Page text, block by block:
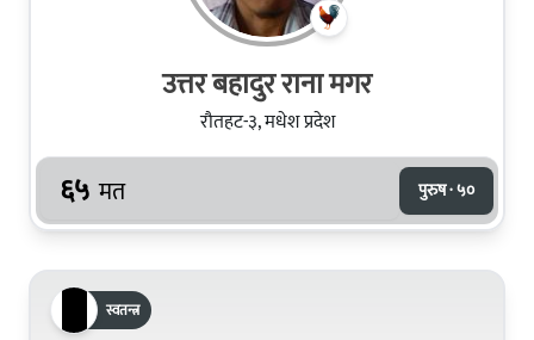
उत्तर बहादुर राना मगर
रौतहट-३, मधेश प्रदेश
६५ मत पुरुष · ५०
स्वतन्त्र